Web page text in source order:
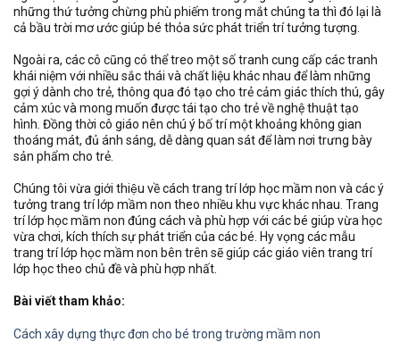
những thứ tưởng chừng phù phiếm trong mắt chúng ta thì đó lại là
cả bầu trời mơ ước giúp bé thỏa sức phát triển trí tưởng tượng.
Ngoài ra, các cô cũng có thể treo một số tranh cung cấp các tranh
khái niệm với nhiều sắc thái và chất liệu khác nhau để làm những
gợi ý dành cho trẻ, thông qua đó tạo cho trẻ cảm giác thích thú, gây
cảm xúc và mong muốn được tái tạo cho trẻ về nghệ thuật tạo
hình. Đồng thời cô giáo nên chú ý bố trí một khoảng không gian
thoáng mát, đủ ánh sáng, dễ dàng quan sát để làm nơi trưng bày
sản phẩm cho trẻ.
Chúng tôi vừa giới thiệu về cách trang trí lớp học mầm non và các ý
tưởng trang trí lớp mầm non theo nhiều khu vực khác nhau. Trang
trí lớp học mầm non đúng cách và phù hợp với các bé giúp vừa học
vừa chơi, kích thích sự phát triển của các bé. Hy vọng các mẫu
trang trí lớp học mầm non bên trên sẽ giúp các giáo viên trang trí
lớp học theo chủ đề và phù hợp nhất.
Bài viết tham khảo:
Cách xây dựng thực đơn cho bé trong trường mầm non